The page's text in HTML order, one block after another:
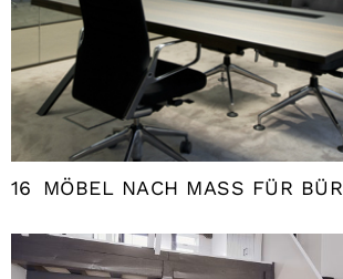
16 MÖBEL NACH MASS FÜR BÜRO